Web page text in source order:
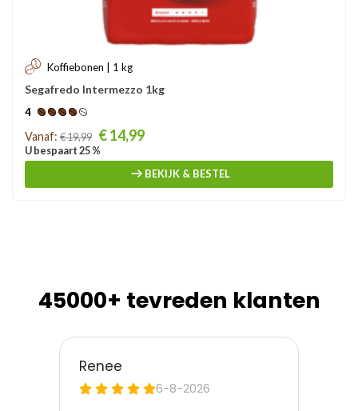
Koffiebonen | 1 kg
Segafredo Intermezzo 1kg
4
Prijs
Vanaf: € 19,99 € 14,99
U bespaart 25 %
BEKIJK & BESTEL
45000+ tevreden klanten